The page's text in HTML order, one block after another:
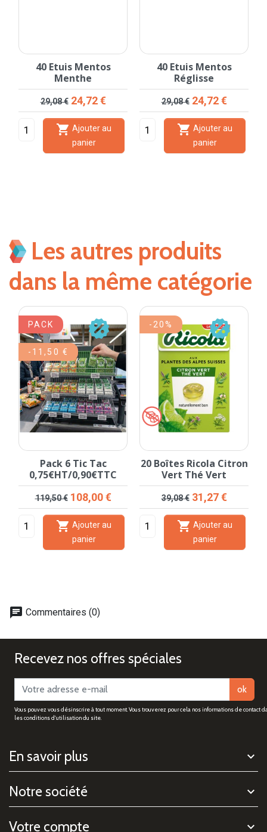
40 Etuis Mentos
Menthe
Prix de base
29,08 € Prix
24,72 €
 Ajouter au
panier
40 Etuis Mentos
Réglisse
Prix de base
29,08 € Prix
24,72 €
 Ajouter au
panier
Les autres produits
dans la même catégorie
Pack 6 Tic Tac
0,75€HT/0,90€TTC
Prix de base
119,50 € Prix
108,00 €
 Ajouter au
panier
PACK
-11,50 €
20 Boîtes Ricola Citron
Vert Thé Vert
Prix de base
39,08 € Prix
31,27 €
 Ajouter au
panier
-20%
chat Commentaires (0)
Recevez nos offres spéciales
ok
Vous pouvez vous désinscrire à tout moment. Vous trouverez pour cela nos informations de contact
les conditions d'utilisation du site.
En savoir plus
Notre société
Votre compte